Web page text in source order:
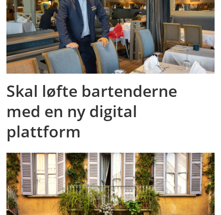
Skal løfte bartenderne
med en ny digital
plattform